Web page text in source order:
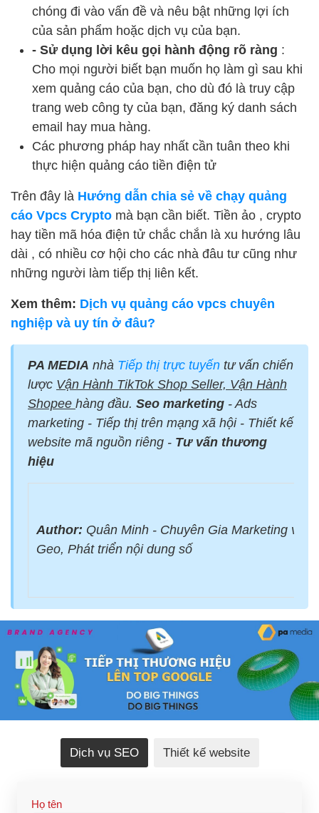
chóng đi vào vấn đề và nêu bật những lợi ích
của sản phẩm hoặc dịch vụ của bạn.
- Sử dụng lời kêu gọi hành động rõ ràng :
Cho mọi người biết bạn muốn họ làm gì sau khi
xem quảng cáo của bạn, cho dù đó là truy cập
trang web công ty của bạn, đăng ký danh sách
email hay mua hàng.
Các phương pháp hay nhất cần tuân theo khi
thực hiện quảng cáo tiền điện tử
Trên đây là Hướng dẫn chia sẻ về chạy quảng
cáo Vpcs Crypto mà bạn cần biết. Tiền ảo , crypto
hay tiền mã hóa điện tử chắc chắn là xu hướng lâu
dài , có nhiều cơ hội cho các nhà đâu tư cũng như
những người làm tiếp thị liên kết.
Xem thêm: Dịch vụ quảng cáo vpcs chuyên
nghiệp và uy tín ở đâu?
PA MEDIA nhà Tiếp thị trực tuyến tư vấn chiến
lược Vận Hành TikTok Shop Seller, Vận Hành
Shopee hàng đầu. Seo marketing - Ads
marketing - Tiếp thị trên mạng xã hội - Thiết kế
website mã nguồn riêng - Tư vấn thương
hiệu
Author: Quân Minh - Chuyên Gia Marketing với
Geo, Phát triển nội dung số
Dịch vụ SEO Thiết kế website
Họ tên